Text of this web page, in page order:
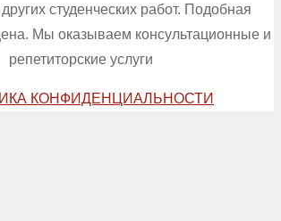
студенческих работ. Подобная
Мы оказываем консультационные и
репетиторские услуги
КОНФИДЕНЦИАЛЬНОСТИ